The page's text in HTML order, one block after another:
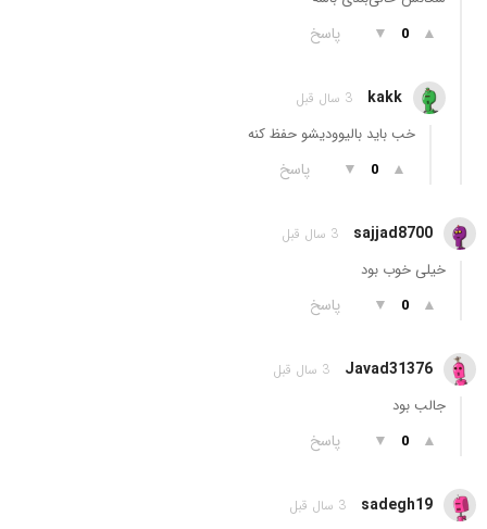
▲
0
▼ پاسخ
kakk 3 سال قبل
خب باید بالیوودیشو حفظ کنه
▲
0
▼ پاسخ
sajjad8700 3 سال قبل
خیلی خوب بود
▲
0
▼ پاسخ
Javad31376 3 سال قبل
جالب بود
▲
0
▼ پاسخ
sadegh19 3 سال قبل